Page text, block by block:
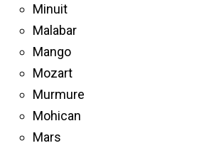
Minuit
Malabar
Mango
Mozart
Murmure
Mohican
Mars